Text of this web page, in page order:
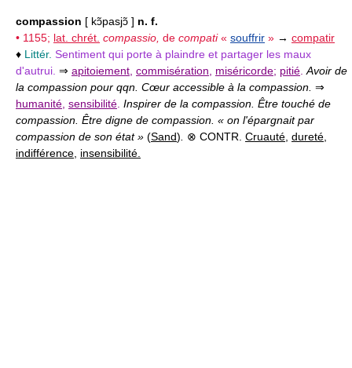
compassion [ kɔ̃pasjɔ̃ ] n. f.
• 1155; lat. chrét. compassio, de compati« souffrir » → compatir
♦ Littér. Sentiment qui porte à plaindre et partager les maux
d'autrui. ⇒ apitoiement commisération miséricorde; pitié Avoir de
la compassion pour qqn. Cœur accessible à la compassion. ⇒
humanité sensibilité Inspirer de la compassion. Être touché de
compassion. Être digne de compassion. « on l'épargnait par
compassion de son état » (Sand) ⊗ CONTR. Cruauté dureté
indifférence insensibilité.